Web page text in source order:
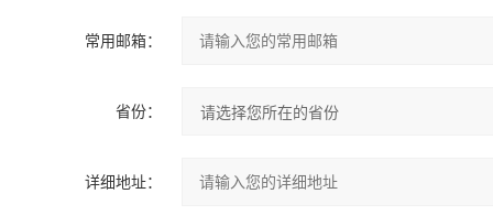
常用邮箱：
省份：
详细地址：